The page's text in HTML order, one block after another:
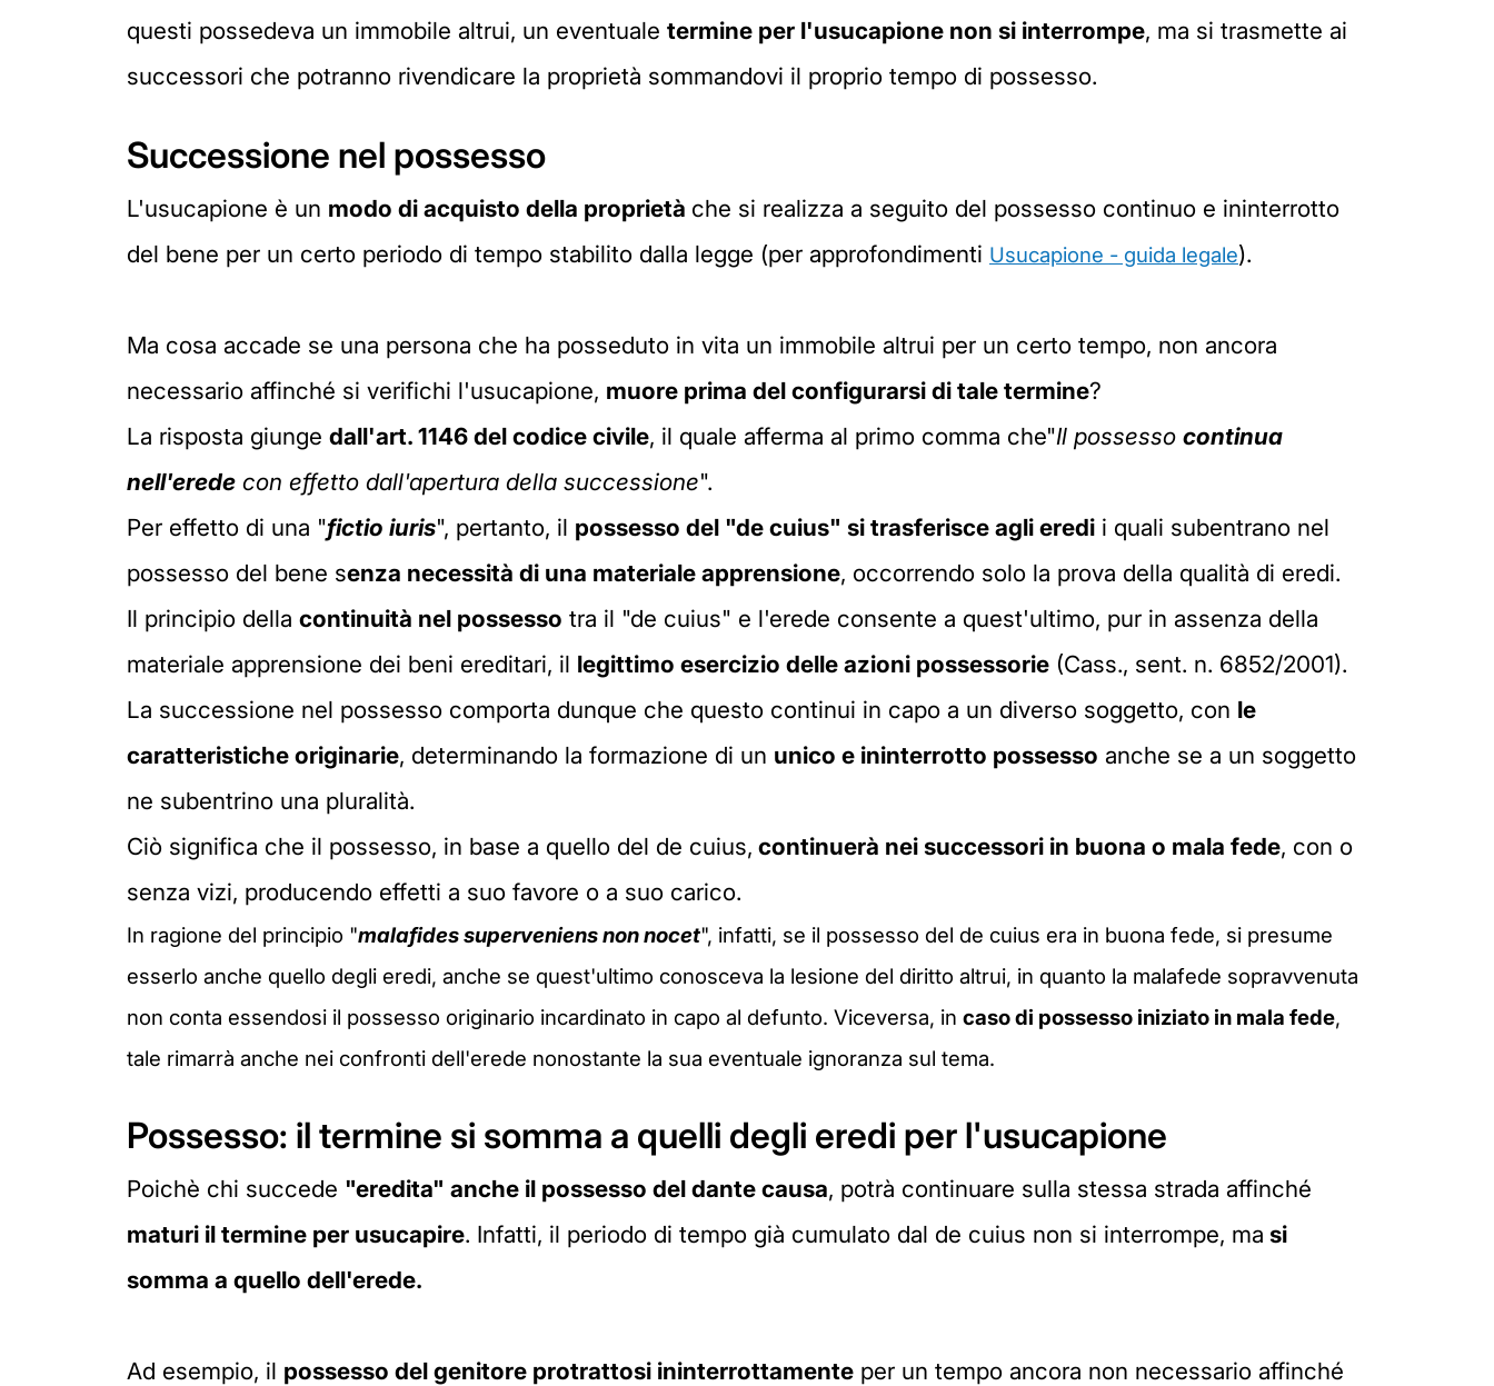
questi possedeva un immobile altrui, un eventuale termine per l'usucapione non si interrompe, ma si trasmette ai
successori che potranno rivendicare la proprietà sommandovi il proprio tempo di possesso.
Successione nel possesso
L'usucapione è un modo di acquisto della proprietà che si realizza a seguito del possesso continuo e ininterrotto
del bene per un certo periodo di tempo stabilito dalla legge (per approfondimenti Usucapione - guida legale).
Ma cosa accade se una persona che ha posseduto in vita un immobile altrui per un certo tempo, non ancora
necessario affinché si verifichi l'usucapione, muore prima del configurarsi di tale termine?
La risposta giunge dall'art. 1146 del codice civile, il quale afferma al primo comma che"Il possesso continua
nell'erede con effetto dall'apertura della successione".
Per effetto di una "fictio iuris", pertanto, il possesso del "de cuius" si trasferisce agli eredi i quali subentrano nel
possesso del bene senza necessità di una materiale apprensione, occorrendo solo la prova della qualità di eredi.
Il principio della continuità nel possesso tra il "de cuius" e l'erede consente a quest'ultimo, pur in assenza della
materiale apprensione dei beni ereditari, il legittimo esercizio delle azioni possessorie (Cass., sent. n. 6852/2001).
La successione nel possesso comporta dunque che questo continui in capo a un diverso soggetto, con le
caratteristiche originarie, determinando la formazione di un unico e ininterrotto possesso anche se a un soggetto
ne subentrino una pluralità.
Ciò significa che il possesso, in base a quello del de cuius, continuerà nei successori in buona o mala fede, con o
senza vizi, producendo effetti a suo favore o a suo carico.
In ragione del principio "malafides superveniens non nocet", infatti, se il possesso del de cuius era in buona fede, si presume
esserlo anche quello degli eredi, anche se quest'ultimo conosceva la lesione del diritto altrui, in quanto la malafede sopravvenuta
non conta essendosi il possesso originario incardinato in capo al defunto. Viceversa, in caso di possesso iniziato in mala fede,
tale rimarrà anche nei confronti dell'erede nonostante la sua eventuale ignoranza sul tema.
Possesso: il termine si somma a quelli degli eredi per l'usucapione
Poichè chi succede "eredita" anche il possesso del dante causa, potrà continuare sulla stessa strada affinché
maturi il termine per usucapire. Infatti, il periodo di tempo già cumulato dal de cuius non si interrompe, ma si
somma a quello dell'erede.
Ad esempio, il possesso del genitore protrattosi ininterrottamente per un tempo ancora non necessario affinché